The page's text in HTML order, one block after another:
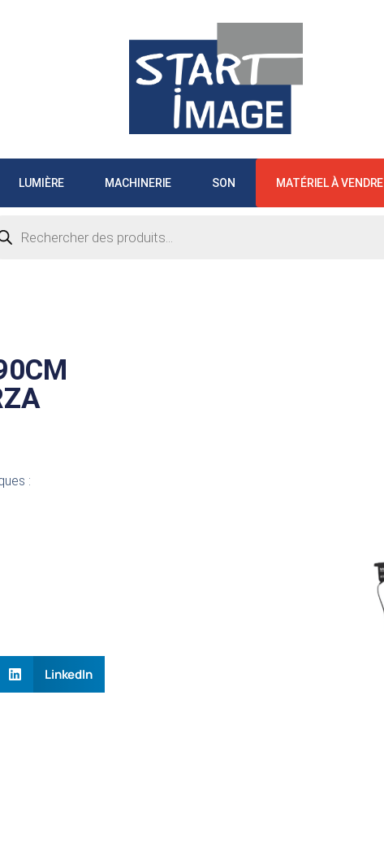
LUMIÈRE MACHINERIE SON MATÉRIEL À VENDRE
:
LinkedIn